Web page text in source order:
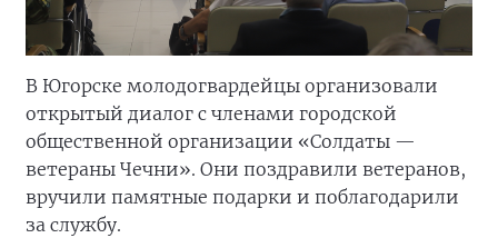
В Югорске молодогвардейцы организовали
открытый диалог с членами городской
общественной организации «Солдаты —
ветераны Чечни». Они поздравили ветеранов,
вручили памятные подарки и поблагодарили
за службу.